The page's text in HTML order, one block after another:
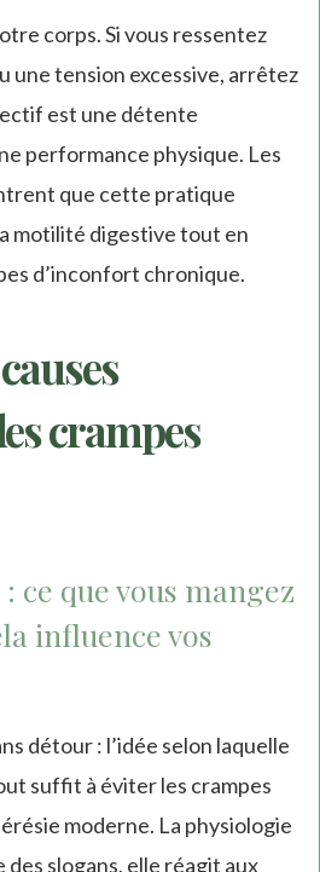
corps. Si vous ressentez
une tension excessive, arrêtez
est une détente
performance physique. Les
que cette pratique
motilité digestive tout en
d’inconfort chronique.
crampes
ce que vous mangez
influence vos
détour : l’idée selon laquelle
suffit à éviter les crampes
moderne. La physiologie
des slogans, elle réagit aux